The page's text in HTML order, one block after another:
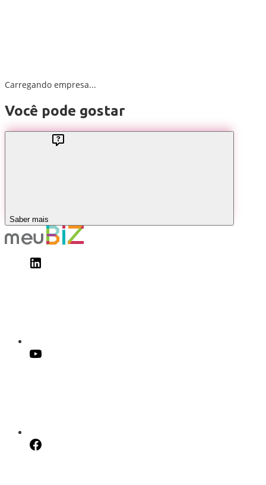
Carregando empresa...
Você pode gostar
Saber mais